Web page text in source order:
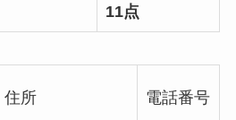
11点
住所 電話番号